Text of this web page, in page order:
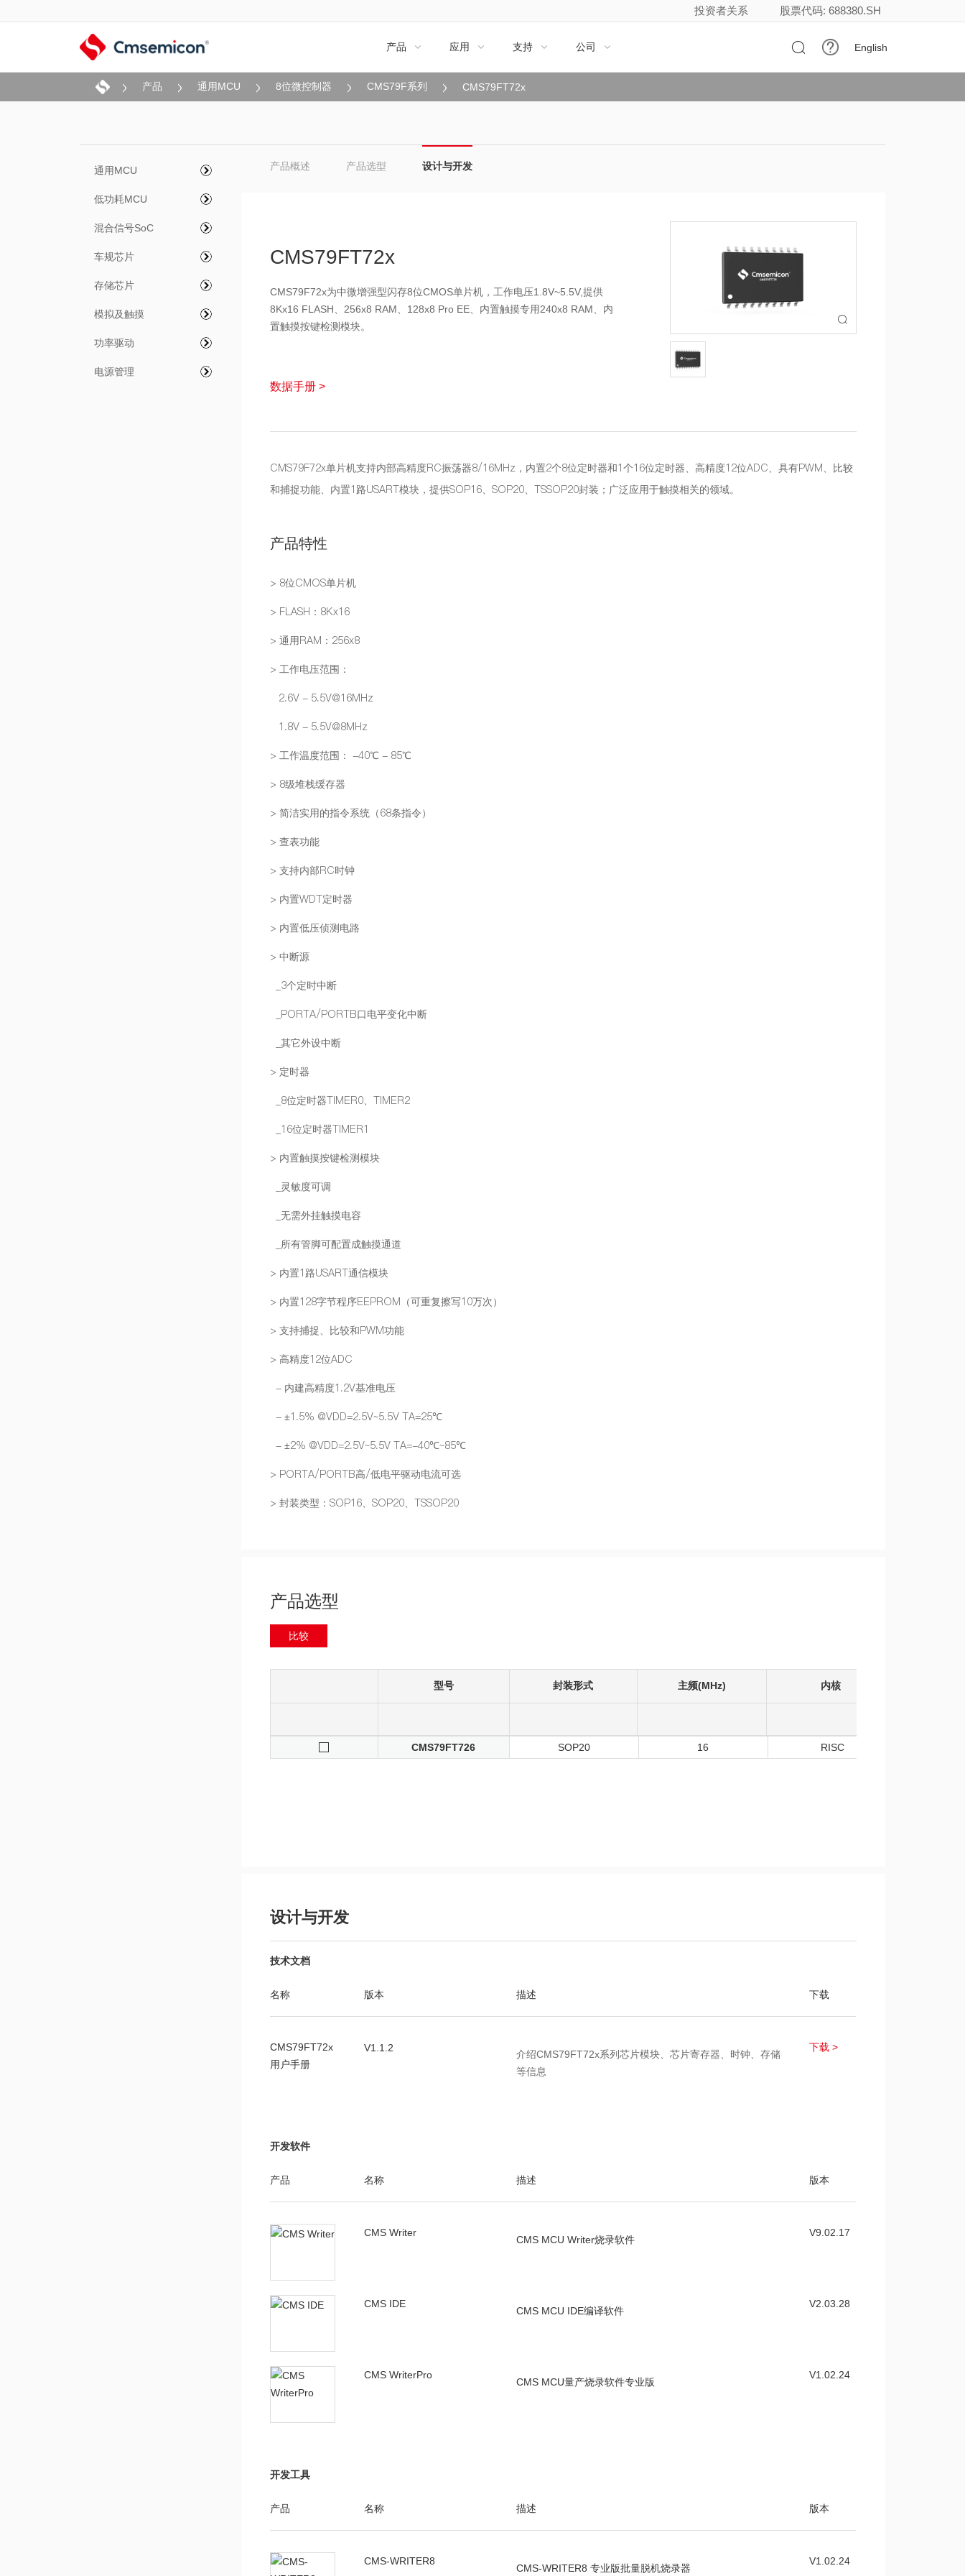
投资者关系 股票代码: 688380.SH
产品  应用  支持  公司   English
产品 通用MCU 8位微控制器 CMS79F系列 CMS79FT72x
通用MCU
低功耗MCU
混合信号SoC
车规芯片
存储芯片
模拟及触摸
功率驱动
电源管理
产品概述 产品选型 设计与开发
CMS79FT72x
CMS79F72x为中微增强型闪存8位CMOS单片机，工作电压1.8V~5.5V,提供
8Kx16 FLASH、256x8 RAM、128x8 Pro EE、内置触摸专用240x8 RAM、内
置触摸按键检测模块。
数据手册 >

CMS79F72x单片机支持内部高精度RC振荡器8/16MHz，内置2个8位定时器和1个16位定时器、高精度12位ADC、具有PWM、比较
和捕捉功能、内置1路USART模块，提供SOP16、SOP20、TSSOP20封装；广泛应用于触摸相关的领域。
产品特性
> 8位CMOS单片机
> FLASH：8Kx16
> 通用RAM：256x8
> 工作电压范围：
2.6V - 5.5V@16MHz
1.8V - 5.5V@8MHz
> 工作温度范围： -40℃ - 85℃
> 8级堆栈缓存器
> 简洁实用的指令系统（68条指令）
> 查表功能
> 支持内部RC时钟
> 内置WDT定时器
> 内置低压侦测电路
> 中断源
_3个定时中断
_PORTA/PORTB口电平变化中断
_其它外设中断
> 定时器
_8位定时器TIMER0、TIMER2
_16位定时器TIMER1
> 内置触摸按键检测模块
_灵敏度可调
_无需外挂触摸电容
_所有管脚可配置成触摸通道
> 内置1路USART通信模块
> 内置128字节程序EEPROM（可重复擦写10万次）
> 支持捕捉、比较和PWM功能
> 高精度12位ADC
- 内建高精度1.2V基准电压
- ±1.5% @VDD=2.5V~5.5V TA=25℃
- ±2% @VDD=2.5V~5.5V TA=-40℃~85℃
> PORTA/PORTB高/低电平驱动电流可选
> 封装类型：SOP16、SOP20、TSSOP20
产品选型
比较
型号 封装形式 主频(MHz) 内核
CMS79FT726 SOP20 16 RISC
设计与开发
技术文档
名称 版本 描述 下载
CMS79FT72x
用户手册
V1.1.2
介绍CMS79FT72x系列芯片模块、芯片寄存器、时钟、存储
等信息
下载 >
开发软件
产品 名称 描述 版本
CMS Writer
CMS MCU Writer烧录软件
V9.02.17
CMS IDE
CMS MCU IDE编译软件
V2.03.28
CMS WriterPro
CMS MCU量产烧录软件专业版
V1.02.24
开发工具
产品 名称 描述 版本
CMS-WRITER8
CMS-WRITER8 专业版批量脱机烧录器
V1.02.24